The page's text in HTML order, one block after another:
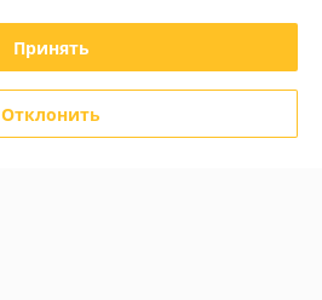
Коврик в багажник ПВХ Ford
Focus хэтчбек 2011-[100435]
Принять
Отклонить